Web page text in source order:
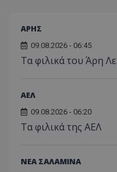
ΑΡΗΣ
09.08.2026 - 06:45
Τα φιλικά του Άρη
ΑΕΛ
09.08.2026 - 06:20
Τα φιλικά της ΑΕΛ
ΝΕΑ ΣΑΛΑΜΙΝΑ